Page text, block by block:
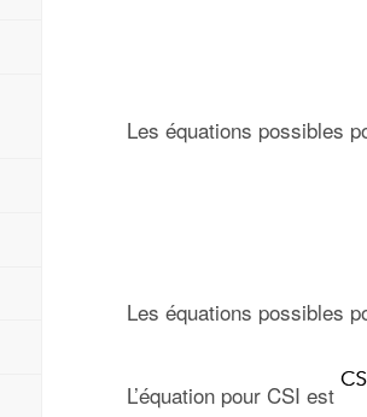
Les équations possibles
Les équations possibles
L’équation pour CSI est